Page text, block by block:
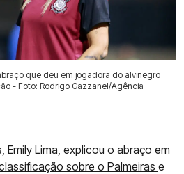
que deu em jogadora do alvinegro
- Foto: Rodrigo Gazzanel/Agência
Emily Lima, explicou o abraço em
sobre o Palmeiras e